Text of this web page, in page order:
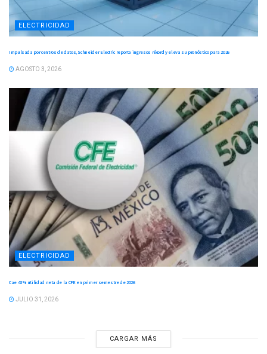
ELECTRICIDAD
Impulsada por centros de datos, Schneider Electric reporta ingresos récord y eleva su pronóstico para 2026
AGOSTO 3, 2026
ELECTRICIDAD
Cae 43 % utilidad neta de la CFE en primer semestre de 2026
JULIO 31, 2026
CARGAR MÁS